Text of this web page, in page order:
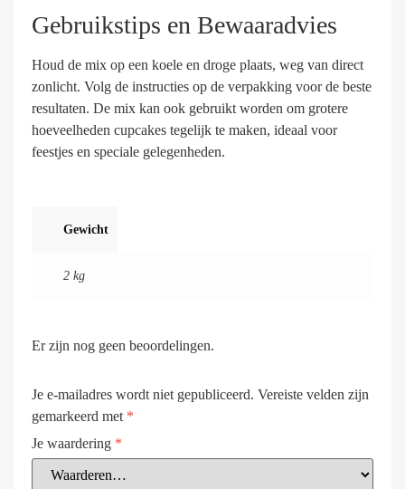
Gebruikstips en Bewaaradvies
Houd de mix op een koele en droge plaats, weg van direct
zonlicht. Volg de instructies op de verpakking voor de beste
resultaten. De mix kan ook gebruikt worden om grotere
hoeveelheden cupcakes tegelijk te maken, ideaal voor
feestjes en speciale gelegenheden.
Gewicht
2 kg
Er zijn nog geen beoordelingen.
Je e-mailadres wordt niet gepubliceerd. Vereiste velden zijn
gemarkeerd met *
Je waardering *